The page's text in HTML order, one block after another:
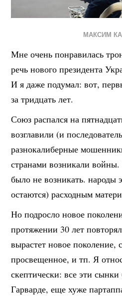
МАКСИМ
Мне очень понравилась
речь нового президента
И я даже подумал: вот,
за тридцать лет.
Союз распался на
возглавили (и
разнокалиберные
странами возникали
было не возникать. народы
остаются) расходным
Но подросло новое
протяжении 30 лет
вырастет новое поколение,
просвещенное, и тп. Я
скептически: все эти
Гарварде, еще хуже